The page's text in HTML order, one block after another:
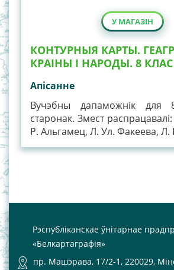
У МАГАЗІН
КОНТУРНЫЯ КАРТЫ.
КРАІНЫ І НАРОДЫ. 8 КЛАС
Апiсанне
Вучэбны дапаможнік для
старонак. Змест
Р. Альгамец, Л. Ул. Факеева,
Рэспубліканскае ўнітарнае
«Белкартаграфія»
пр. Машэрава, 17/2-1, 220029,